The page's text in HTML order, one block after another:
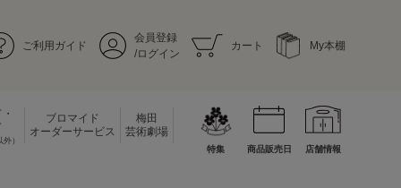
ご利用ガイド
会員登録
/ログイン
カート My本棚
）
ブロマイド
オーダーサービス
梅田
芸術劇場
特集 商品販売日 店舗情報